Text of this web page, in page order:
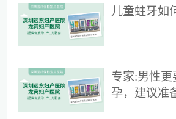
儿童蛀牙如何预防？
专家:男性更要注意备孕，建议准备
儿童蛀牙如
专家:男性更
孕，建议准